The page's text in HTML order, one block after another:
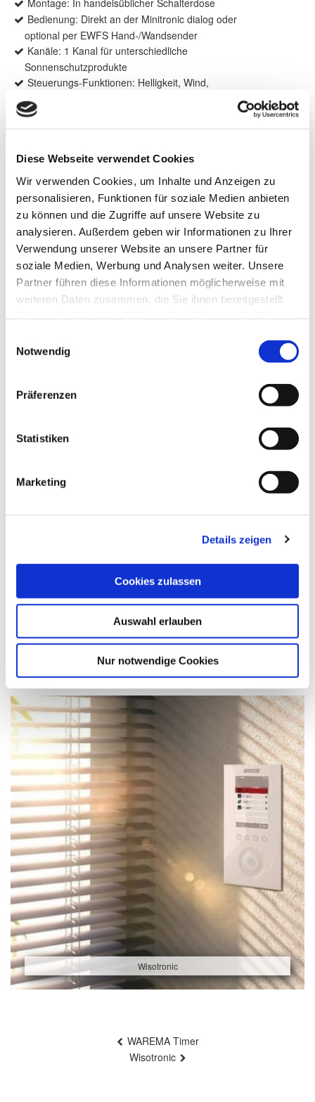
Diese Webseite verwendet Cookies
Wir verwenden Cookies, um Inhalte und Anzeigen zu
personalisieren, Funktionen für soziale Medien anbieten
zu können und die Zugriffe auf unsere Website zu
analysieren. Außerdem geben wir Informationen zu Ihrer
Verwendung unserer Website an unsere Partner für
soziale Medien, Werbung und Analysen weiter. Unsere
Partner führen diese Informationen möglicherweise mit
weiteren Daten zusammen, die Sie ihnen bereitgestellt
Notwendig
Präferenzen
Statistiken
Marketing
Details zeigen
Cookies zulassen
Auswahl erlauben
Nur notwendige Cookies
Bedienung: Direkt an der Minitronic dialog oder
optional per EWFS Hand-/Wandsender
Kanäle: 1 Kanal für unterschiedliche
Sonnenschutzprodukte
Steuerungs-Funktionen: Helligkeit, Wind,
Niederschlag
Produktbeschreibung
Die Minitronic dialog wurde speziell für
Sonnenprodukte entwickelt und ermöglicht die
automatische Steuerung nach der aktuellen Witterung:
Scheint die Sonne unangenehm hell, wird der
Sonnenschutz automatisch in Position gefahren,
während Sie entspannt im Schatten bleiben. Bei
starkem Wind und Regen schützt die Minitronic dialog
Ihre Markisen und Außenjalousien vor Schäden.
Das könnte Sie auch interessieren
WAREMA Timer
Wisotronic
WAREMA Timer
Wisotronic